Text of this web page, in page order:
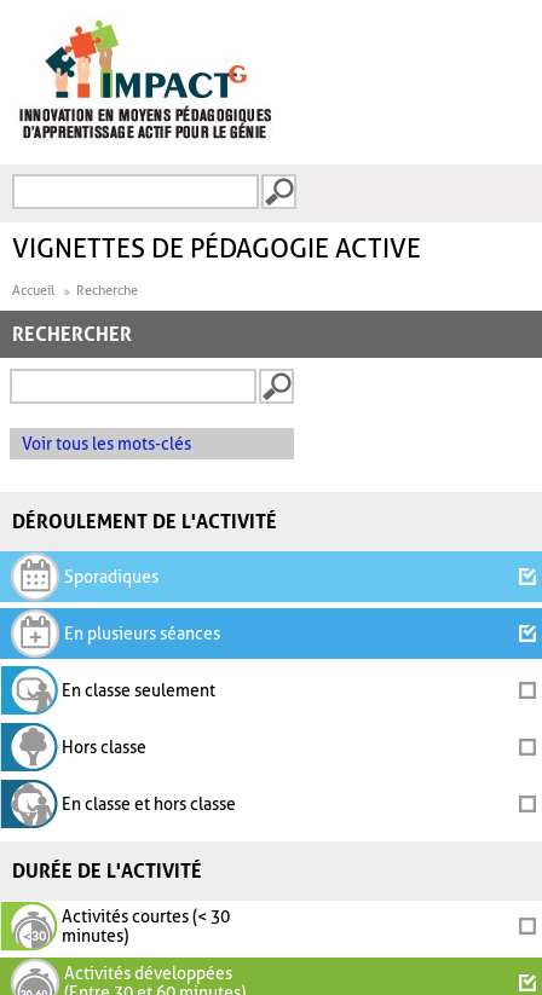
FORMULAIRE DE
VIGNETTES DE PÉDAGOGIE ACTIVE
Accueil Recherche
RECHERCHER
Voir tous les mots-clés
DÉROULEMENT DE L'ACTIVITÉ
Sporadiques
En plusieurs séances
En classe seulement
Hors classe
En classe et hors classe
DURÉE DE L'ACTIVITÉ
Activités courtes (< 30
minutes)
Activités développées